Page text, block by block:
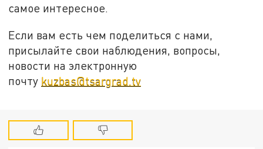
самое интересное.
Если вам есть чем поделиться с нами,
присылайте свои наблюдения, вопросы,
новости на электронную
почту kuzbas@tsargrad.tv